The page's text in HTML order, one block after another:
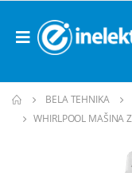
BELA TEHNIKA
WHIRLPOOL MAŠINA